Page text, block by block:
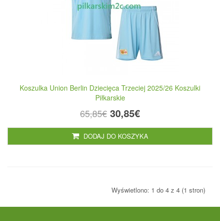
Koszulka Union Berlin Dziecięca Trzeciej 2025/26 Koszulki
Piłkarskie
65,85€ 30,85€
DODAJ DO KOSZYKA
Wyświetlono: 1 do 4 z 4 (1 stron)